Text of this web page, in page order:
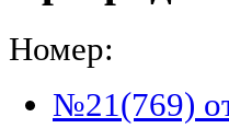
Номер:
№21(769)